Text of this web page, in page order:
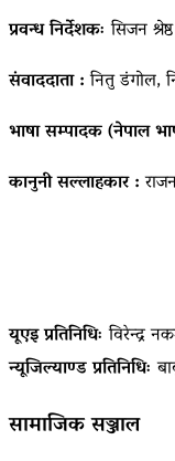
प्रवन्ध निर्देशकःसिजन श्रेष्ठ
संवाददाता :नितु डंगोल,
भाषा सम्पादक (नेपाल
कानुनी सल्लाहकार :
यूएइ प्रतिनिधिः विरेन्द्र
न्यूजिल्याण्ड प्रतिनिधिः
सामाजिक सञ्जाल